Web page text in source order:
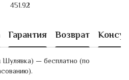
451.92
Гарантия Возврат
Шулявка) — бесплатно (по